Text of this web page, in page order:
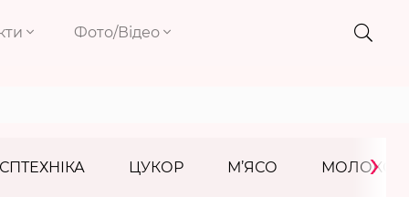
Фото/Відео
ЦУКОР М’ЯСО МОЛОКО
›